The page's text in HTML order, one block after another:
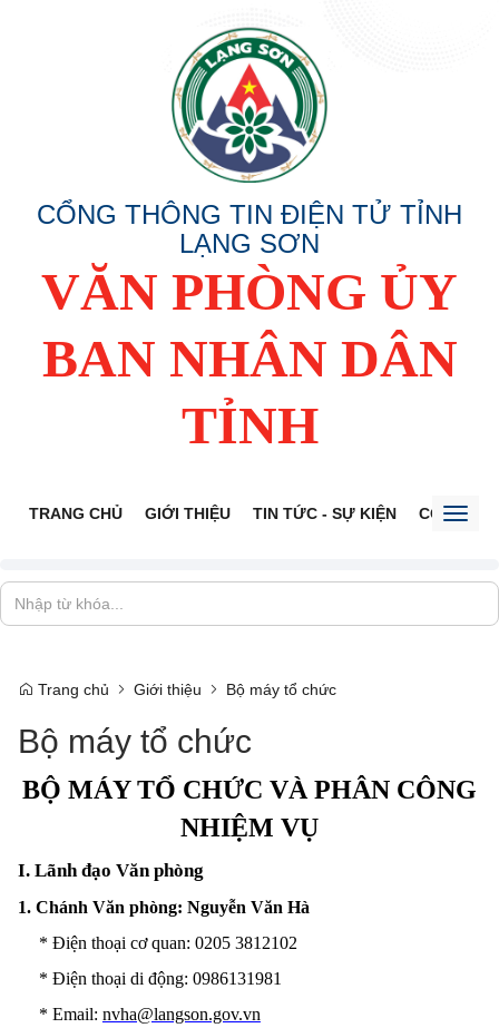
CỔNG THÔNG TIN ĐIỆN TỬ TỈNH
LẠNG SƠN
VĂN PHÒNG ỦY
BAN NHÂN DÂN
TỈNH
TRANG CHỦ GIỚI THIỆU TIN TỨC - SỰ KIỆN CỔNG
Trang chủ Giới thiệu Bộ máy tổ chức
Bộ máy tổ chức
BỘ MÁY TỔ CHỨC VÀ PHÂN CÔNG
NHIỆM VỤ
I. Lãnh đạo Văn phòng
1. Chánh Văn phòng: Nguyễn Văn Hà
* Điện thoại cơ quan: 0205 3812102
* Điện thoại di động: 0986131981
* Email: nvha@langson.gov.vn